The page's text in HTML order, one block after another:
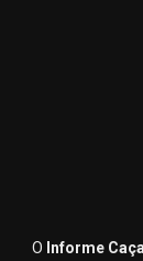
O Informe